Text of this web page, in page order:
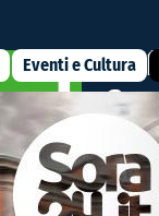
Eventi e Cultura